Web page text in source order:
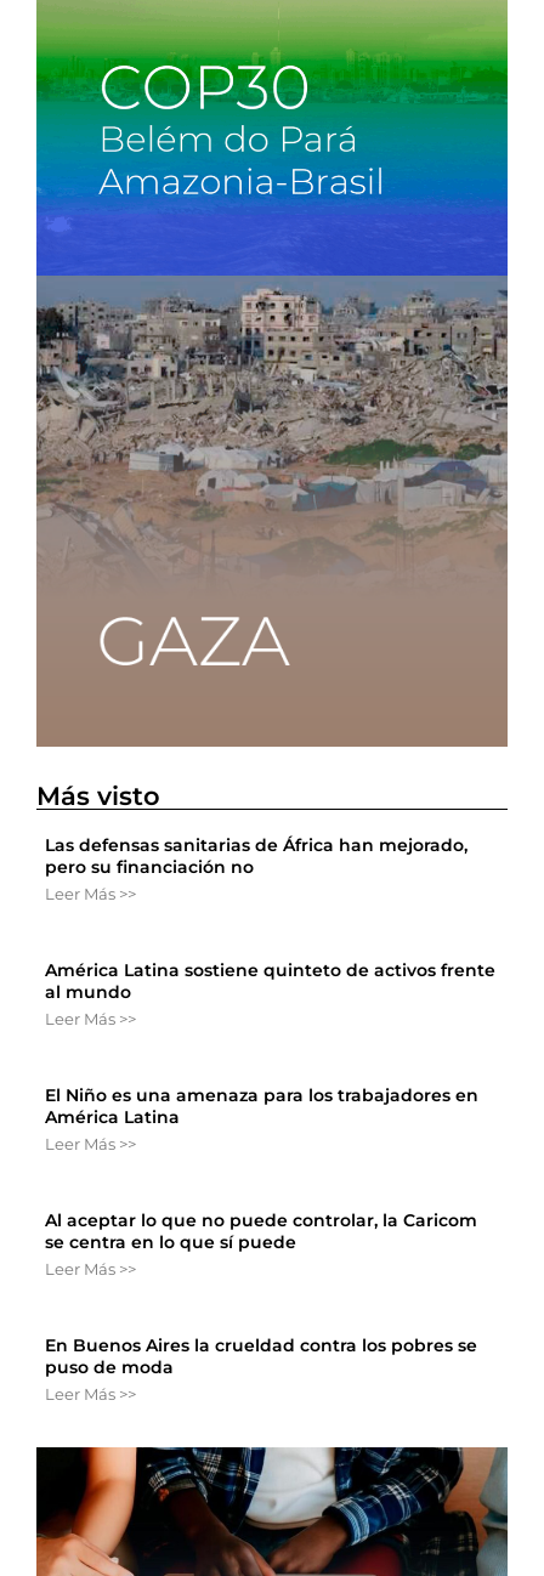
Más visto
Las defensas sanitarias de África han mejorado,
pero su financiación no
Leer Más >>
América Latina sostiene quinteto de activos frente
al mundo
Leer Más >>
El Niño es una amenaza para los trabajadores en
América Latina
Leer Más >>
Al aceptar lo que no puede controlar, la Caricom
se centra en lo que sí puede
Leer Más >>
En Buenos Aires la crueldad contra los pobres se
puso de moda
Leer Más >>